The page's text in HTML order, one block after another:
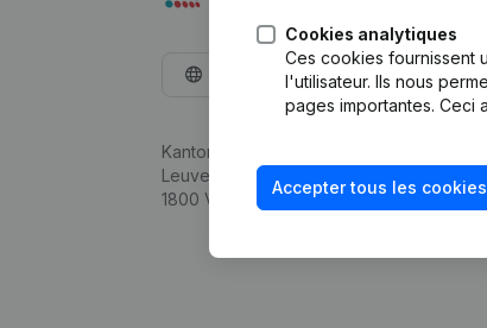
Cookies analytiques
Ces cookies fournissent
l'utilisateur. Ils nous
pages importantes. Ceci
Accepter tous les cookies
Français
Kantorenpark Everest
Leuvensesteenweg 248D,
1800 Vilvoorde